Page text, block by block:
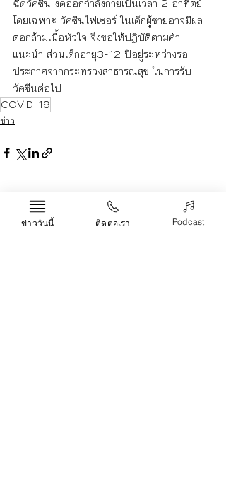
โดยเฉพาะ วัคซีนไฟเซอร์ ในเด็กผู้ชายอาจมีผล
ต่อกล้ามเนื้อหัวใจ จึงขอให้ปฏิบัติตามคำ
แนะนำ ส่วนเด็กอายุ3-12 ปีอยู่ระหว่างรอ
ประกาศจากกระทรวงสาธารณสุข ในการรับ
วัคซีนต่อไป
COVID-19
ข่าว
Recent Posts See All
ข่าววันนี้ ติดต่อเรา Podcast